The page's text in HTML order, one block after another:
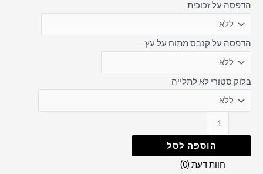
הדפסה על זכוכית
הדפסה על קנבס מתוח על עץ
בלוק סטורי לא לתלייה
הוספה לסל
חוות דעת (0)